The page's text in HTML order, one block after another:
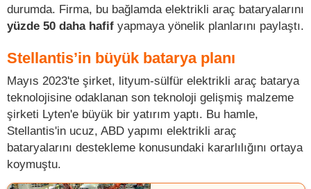
durumda. Firma, bu bağlamda elektrikli araç bataryalarını
yüzde 50 daha hafif yapmaya yönelik planlarını paylaştı.
Stellantis’in büyük batarya planı
Mayıs 2023'te şirket, lityum-sülfür elektrikli araç batarya
teknolojisine odaklanan son teknoloji gelişmiş malzeme
şirketi Lyten'e büyük bir yatırım yaptı. Bu hamle,
Stellantis'in ucuz, ABD yapımı elektrikli araç
bataryalarını destekleme konusundaki kararlılığını ortaya
koymuştu.